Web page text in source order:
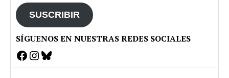
SUSCRIBIR
SÍGUENOS EN NUESTRAS REDES SOCIALES
Facebook
Instagram
Bluesky